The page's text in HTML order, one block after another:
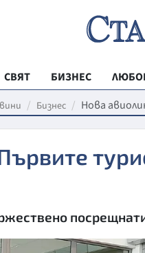
СВЯТ БИЗНЕС
Бизнес Нова